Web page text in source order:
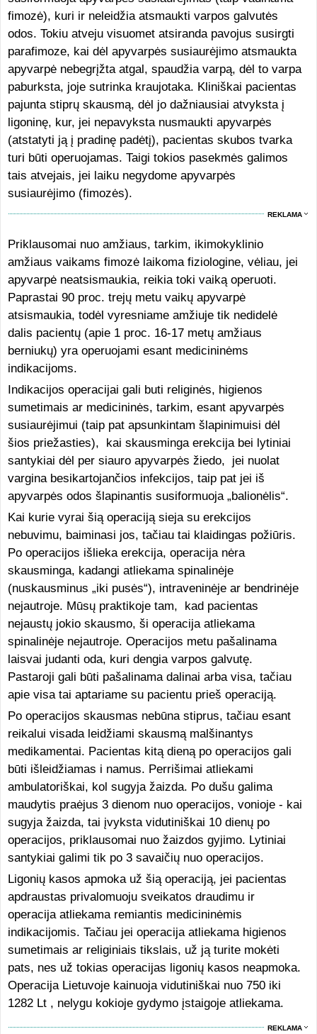
fimozė), kuri ir neleidžia atsmaukti varpos galvutės
odos. Tokiu atveju visuomet atsiranda pavojus susirgti
parafimoze, kai dėl apyvarpės susiaurėjimo atsmaukta
apyvarpė nebegrįžta atgal, spaudžia varpą, dėl to varpa
paburksta, joje sutrinka kraujotaka. Kliniškai pacientas
pajunta stiprų skausmą, dėl jo dažniausiai atvyksta į
ligoninę, kur, jei nepavyksta nusmaukti apyvarpės
(atstatyti ją į pradinę padėtį), pacientas skubos tvarka
turi būti operuojamas. Taigi tokios pasekmės galimos
tais atvejais, jei laiku negydome apyvarpės
susiaurėjimo (fimozės).
REKLAMA
Priklausomai nuo amžiaus, tarkim, ikimokyklinio
amžiaus vaikams fimozė laikoma fiziologine, vėliau, jei
apyvarpė neatsismaukia, reikia toki vaiką operuoti.
Paprastai 90 proc. trejų metu vaikų apyvarpė
atsismaukia, todėl vyresniame amžiuje tik nedidelė
dalis pacientų (apie 1 proc. 16-17 metų amžiaus
berniukų) yra operuojami esant medicininėms
indikacijoms.
Indikacijos operacijai gali buti religinės, higienos
sumetimais ar medicininės, tarkim, esant apyvarpės
susiaurėjimui (taip pat apsunkintam šlapinimuisi dėl
šios priežasties), kai skausminga erekcija bei lytiniai
santykiai dėl per siauro apyvarpės žiedo, jei nuolat
vargina besikartojančios infekcijos, taip pat jei iš
apyvarpės odos šlapinantis susiformuoja „balionėlis“.
Kai kurie vyrai šią operaciją sieja su erekcijos
nebuvimu, baiminasi jos, tačiau tai klaidingas požiūris.
Po operacijos išlieka erekcija, operacija nėra
skausminga, kadangi atliekama spinalinėje
(nuskausminus „iki pusės“), intraveninėje ar bendrinėje
nejautroje. Mūsų praktikoje tam, kad pacientas
nejaustų jokio skausmo, ši operacija atliekama
spinalinėje nejautroje. Operacijos metu pašalinama
laisvai judanti oda, kuri dengia varpos galvutę.
Pastaroji gali būti pašalinama dalinai arba visa, tačiau
apie visa tai aptariame su pacientu prieš operaciją.
Po operacijos skausmas nebūna stiprus, tačiau esant
reikalui visada leidžiami skausmą malšinantys
medikamentai. Pacientas kitą dieną po operacijos gali
būti išleidžiamas i namus. Perrišimai atliekami
ambulatoriškai, kol sugyja žaizda. Po dušu galima
maudytis praėjus 3 dienom nuo operacijos, vonioje - kai
sugyja žaizda, tai įvyksta vidutiniškai 10 dienų po
operacijos, priklausomai nuo žaizdos gyjimo. Lytiniai
santykiai galimi tik po 3 savaičių nuo operacijos.
Ligonių kasos apmoka už šią operaciją, jei pacientas
apdraustas privalomuoju sveikatos draudimu ir
operacija atliekama remiantis medicininėmis
indikacijomis. Tačiau jei operacija atliekama higienos
sumetimais ar religiniais tikslais, už ją turite mokėti
pats, nes už tokias operacijas ligonių kasos neapmoka.
Operacija Lietuvoje kainuoja vidutiniškai nuo 750 iki
1282 Lt , nelygu kokioje gydymo įstaigoje atliekama.
REKLAMA